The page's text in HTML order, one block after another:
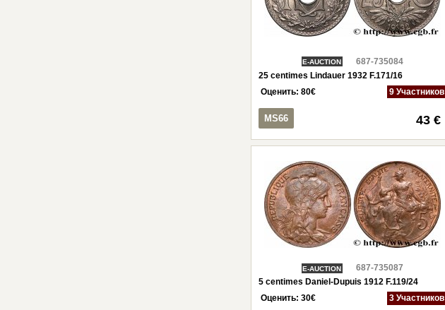
E-AUCTION
687-735084
25 centimes Lindauer 1932 F.171/16
Оценить:80€ 9 Участников
MS66 43 €
E-AUCTION
687-735087
5 centimes Daniel-Dupuis 1912 F.119/24
Оценить:30€ 3 Участников